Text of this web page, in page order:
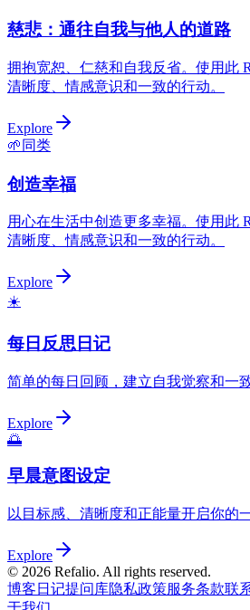
慈悲：通往自我与他人的道路
拥抱宽恕、仁慈和自我反省。使用此
清晰度、情感意识和一致的行动。
Explore
🌱 同类
创造幸福
用心在生活中创造更多幸福。使用此
清晰度、情感意识和一致的行动。
Explore
☀️
每日反思日记
简单的每日回顾，建立自我觉察和一致
Explore
🌅
早晨意图设定
以目标感、清晰度和正能量开启你的一
Explore
© 2026 Refalio. All rights reserved.
博客 日记提问库隐私政策服务条款联